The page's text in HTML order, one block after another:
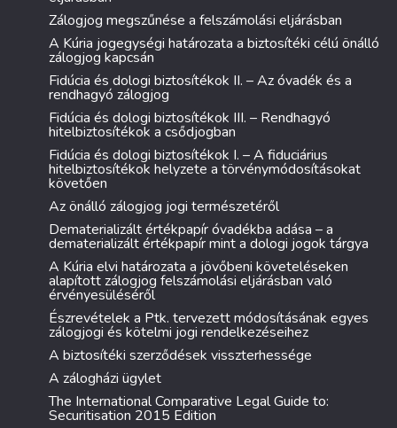
Zálogjog megszűnése a felszámolási eljárásban
A Kúria jogegységi határozata a biztosítéki célú önálló
zálogjog kapcsán
Fidúcia és dologi biztosítékok II. – Az óvadék és a
rendhagyó zálogjog
Fidúcia és dologi biztosítékok III. – Rendhagyó
hitelbiztosítékok a csődjogban
Fidúcia és dologi biztosítékok I. – A fiduciárius
hitelbiztosítékok helyzete a törvénymódosításokat
követően
Az önálló zálogjog jogi természetéről
Dematerializált értékpapír óvadékba adása – a
dematerializált értékpapír mint a dologi jogok tárgya
A Kúria elvi határozata a jövőbeni követeléseken
alapított zálogjog felszámolási eljárásban való
érvényesüléséről
Észrevételek a Ptk. tervezett módosításának egyes
zálogjogi és kötelmi jogi rendelkezéseihez
A biztosítéki szerződések visszterhessége
A zálogházi ügylet
The International Comparative Legal Guide to:
Securitisation 2015 Edition